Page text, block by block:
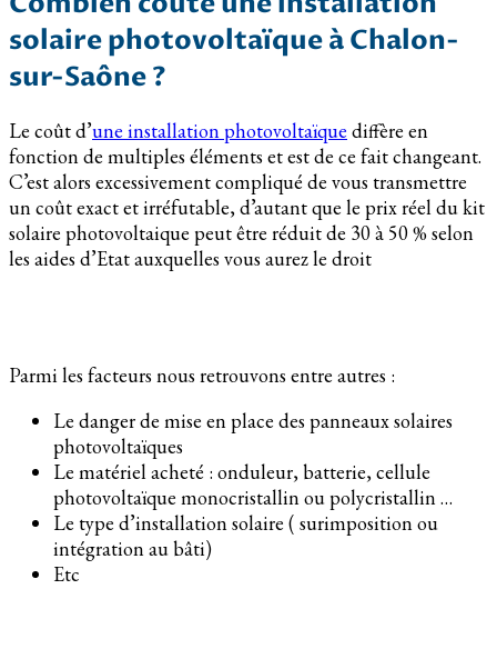
solaire photovoltaïque à Chalon-
sur-Saône ?
Le coût d’une installation photovoltaïque diffère en
fonction de multiples éléments et est de ce fait changeant.
C’est alors excessivement compliqué de vous transmettre
un coût exact et irréfutable, d’autant que le prix réel du kit
solaire photovoltaique peut être réduit de 30 à 50 % selon
les aides d’Etat auxquelles vous aurez le droit
Parmi les facteurs nous retrouvons entre autres :
Le danger de mise en place des panneaux solaires
photovoltaïques
Le matériel acheté : onduleur, batterie, cellule
photovoltaïque monocristallin ou polycristallin …
Le type d’installation solaire ( surimposition ou
intégration au bâti)
Etc